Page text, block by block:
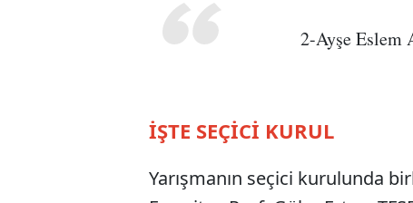
2-Ayşe Eslem
İŞTE SEÇİCİ KURUL
Yarışmanın seçici kurulunda